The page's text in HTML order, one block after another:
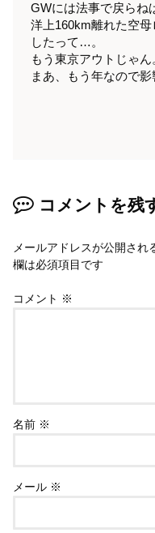
GWには法事で戻らね
洋上160km離れた空
したって…。
もう東京アウトじゃん
まあ、もう年なので
コメントを残
メールアドレスが公開され
欄は必須項目です
コメント ※
名前 ※
メール ※